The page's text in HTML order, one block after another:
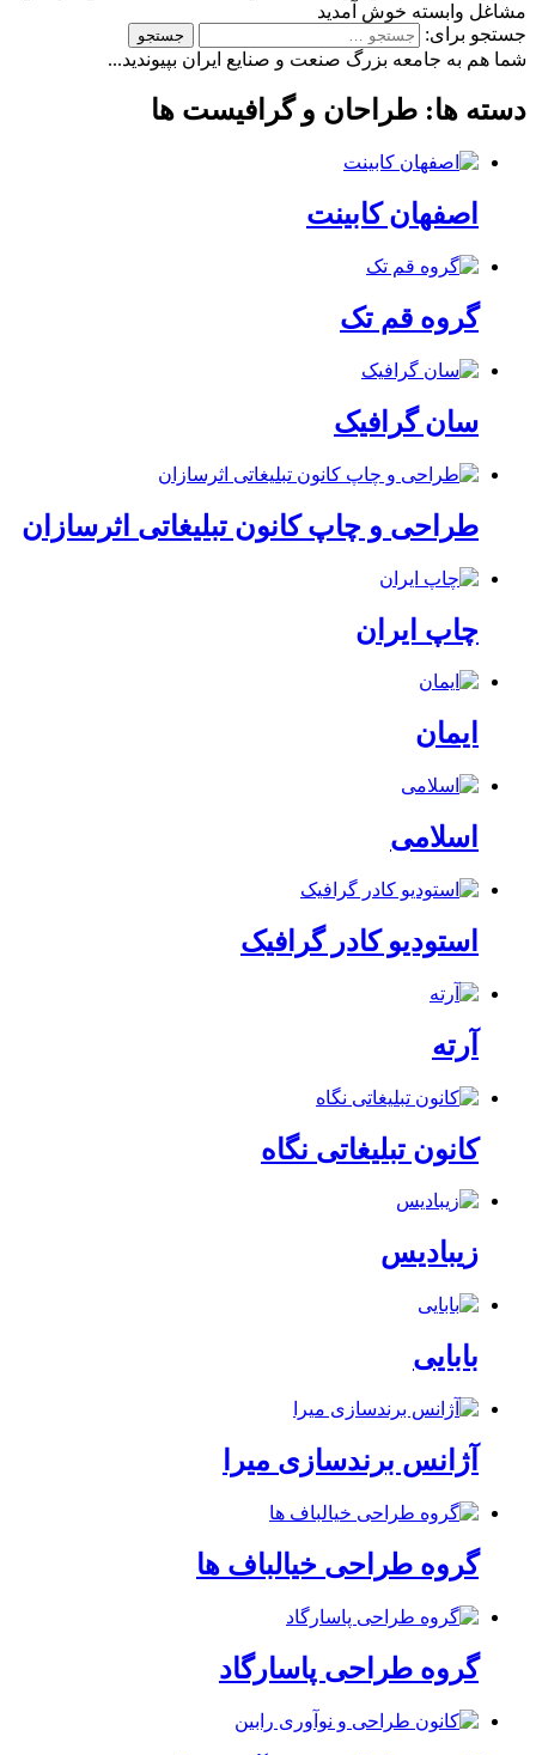
مشاغل وابسته خوش آمدید
جستجو برای:
شما هم به جامعه بزرگ صنعت و صنایع ایران بپیوندید...
دسته ها: طراحان و گرافیست ها
اصفهان کابینت
گروه قم تک
سان گرافیک
طراحی و چاپ کانون تبلیغاتی اثرسازان
چاپ ایران
ایمان
اسلامی
استودیو کادر گرافیک
آرته
کانون تبلیغاتی نگاه
زیبادیس
بابایی
آژانس برندسازی میرا
گروه طراحی خیالباف ها
گروه طراحی پاسارگاد